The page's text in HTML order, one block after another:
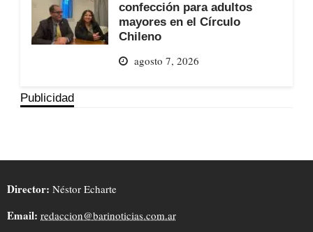
confección para adultos
mayores en el Círculo
Chileno
agosto 7, 2026
Publicidad
Director: Néstor Echarte
Email: redaccion@barinoticias.com.ar